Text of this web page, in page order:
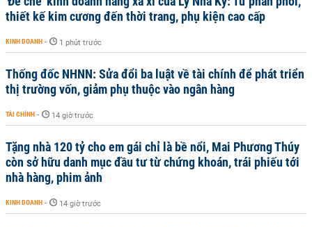
thiết kế kim cương đến thời trang, phụ kiện cao cấp
KINH DOANH - 1 phút trước
Thống đốc NHNN: Sửa đổi ba luật về tài chính để phát triển
thị trường vốn, giảm phụ thuộc vào ngân hàng
TÀI CHÍNH - 14 giờ trước
Tặng nhà 120 tỷ cho em gái chỉ là bề nổi, Mai Phương Thúy
còn sở hữu danh mục đầu tư từ chứng khoán, trái phiếu tới
nhà hàng, phim ảnh
KINH DOANH - 14 giờ trước